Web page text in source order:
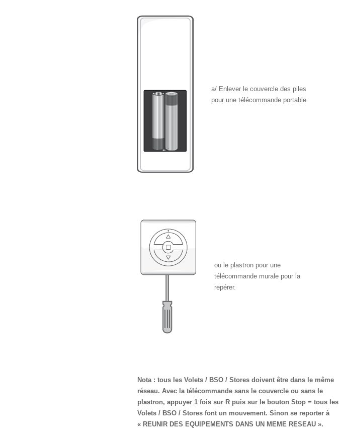
a/ Enlever le couvercle des piles
pour une télécommande portable
ou le plastron pour une
télécommande murale pour la
repérer.
Nota : tous les Volets / BSO / Stores doivent être dans le même
réseau. Avec la télécommande sans le couvercle ou sans le
plastron, appuyer 1 fois sur R puis sur le bouton Stop = tous les
Volets / BSO / Stores font un mouvement. Sinon se reporter à
« REUNIR DES EQUIPEMENTS DANS UN MEME RESEAU ».